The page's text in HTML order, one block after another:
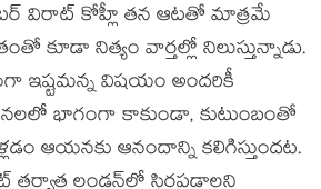
విరాట్ కోహ్లీ తన ఆటతో మాత్రమే
కూడా నిత్యం వార్తల్లో నిలుస్తున్నాడు.
ఇష్టమన్న విషయం అందరికీ
భాగంగా కాకుండా, కుటుంబంతో
ఆయనకు ఆనందాన్ని కలిగిస్తుందట.